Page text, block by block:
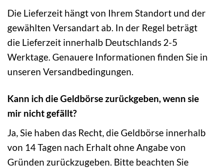
Die Lieferzeit hängt von Ihrem Standort und der
gewählten Versandart ab. In der Regel beträgt
die Lieferzeit innerhalb Deutschlands 2-5
Werktage. Genauere Informationen finden Sie in
unseren Versandbedingungen.
Kann ich die Geldbörse zurückgeben, wenn sie
mir nicht gefällt?
Ja, Sie haben das Recht, die Geldbörse innerhalb
von 14 Tagen nach Erhalt ohne Angabe von
Gründen zurückzugeben. Bitte beachten Sie